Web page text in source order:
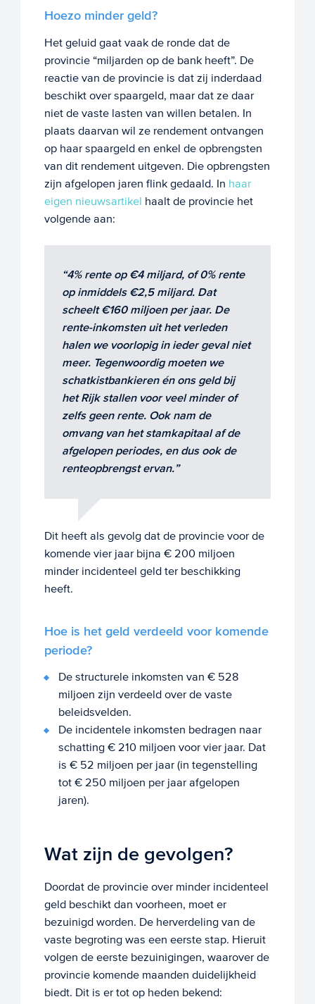
Hoezo minder geld?
Het geluid gaat vaak de ronde dat de
provincie “miljarden op de bank heeft”. De
reactie van de provincie is dat zij inderdaad
beschikt over spaargeld, maar dat ze daar
niet de vaste lasten van willen betalen. In
plaats daarvan wil ze rendement ontvangen
op haar spaargeld en enkel de opbrengsten
van dit rendement uitgeven. Die opbrengsten
zijn afgelopen jaren flink gedaald. In haar
eigen nieuwsartikel haalt de provincie het
volgende aan:
“4% rente op €4 miljard, of 0% rente
op inmiddels €2,5 miljard. Dat
scheelt €160 miljoen per jaar. De
rente-inkomsten uit het verleden
halen we voorlopig in ieder geval niet
meer. Tegenwoordig moeten we
schatkistbankieren én ons geld bij
het Rijk stallen voor veel minder of
zelfs geen rente. Ook nam de
omvang van het stamkapitaal af de
afgelopen periodes, en dus ook de
renteopbrengst ervan.”
Dit heeft als gevolg dat de provincie voor de
komende vier jaar bijna € 200 miljoen
minder incidenteel geld ter beschikking
heeft.
Hoe is het geld verdeeld voor komende
periode?
De structurele inkomsten van € 528
miljoen zijn verdeeld over de vaste
beleidsvelden.
De incidentele inkomsten bedragen naar
schatting € 210 miljoen voor vier jaar. Dat
is € 52 miljoen per jaar (in tegenstelling
tot € 250 miljoen per jaar afgelopen
jaren).
Wat zijn de gevolgen?
Doordat de provincie over minder incidenteel
geld beschikt dan voorheen, moet er
bezuinigd worden. De herverdeling van de
vaste begroting was een eerste stap. Hieruit
volgen de eerste bezuinigingen, waarover de
provincie komende maanden duidelijkheid
biedt. Dit is er tot op heden bekend: